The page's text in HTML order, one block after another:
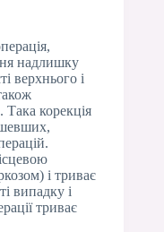
надлишку
верхнього і
корекція
і триває
випадку і
триває